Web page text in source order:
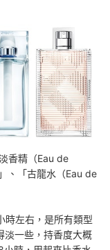
香精（Eau de
、「古龍水（Eau de
時左右，是所有類型
淡一些，持香度大概